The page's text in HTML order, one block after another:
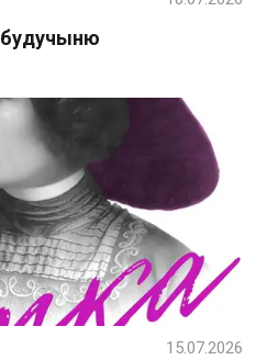
будучыню
15.07.2026